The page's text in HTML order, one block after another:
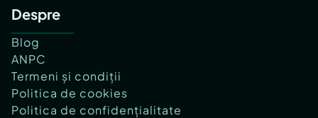
Despre
Blog
ANPC
Termeni și condiții
Politica de cookies
Politica de confidențialitate